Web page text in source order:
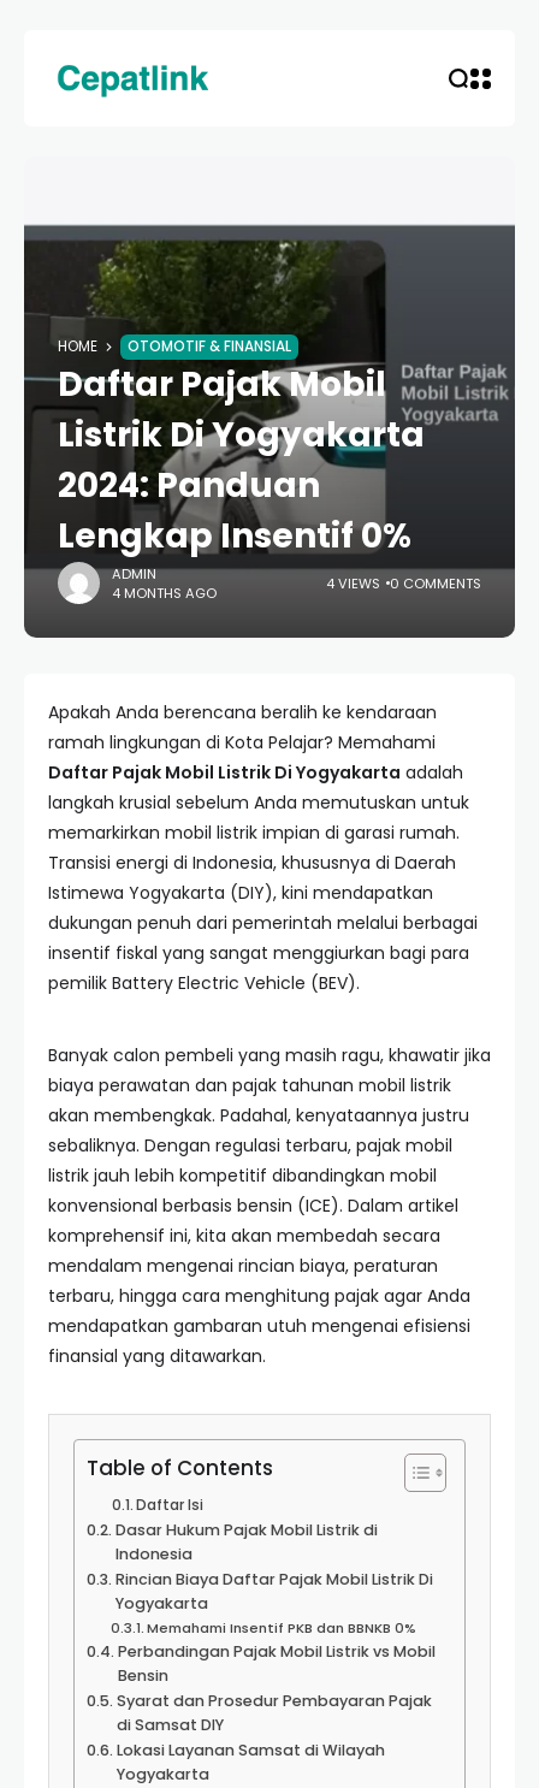
HOME OTOMOTIF & FINANSIAL
Daftar Pajak Mobil
Listrik Di Yogyakarta
2024: Panduan
Lengkap Insentif 0%
ADMIN
4 MONTHS AGO
4 VIEWS 0 COMMENTS
Apakah Anda berencana beralih ke kendaraan
ramah lingkungan di Kota Pelajar? Memahami
Daftar Pajak Mobil Listrik Di Yogyakarta adalah
langkah krusial sebelum Anda memutuskan untuk
memarkirkan mobil listrik impian di garasi rumah.
Transisi energi di Indonesia, khususnya di Daerah
Istimewa Yogyakarta (DIY), kini mendapatkan
dukungan penuh dari pemerintah melalui berbagai
insentif fiskal yang sangat menggiurkan bagi para
pemilik Battery Electric Vehicle (BEV).
Banyak calon pembeli yang masih ragu, khawatir jika
biaya perawatan dan pajak tahunan mobil listrik
akan membengkak. Padahal, kenyataannya justru
sebaliknya. Dengan regulasi terbaru, pajak mobil
listrik jauh lebih kompetitif dibandingkan mobil
konvensional berbasis bensin (ICE). Dalam artikel
komprehensif ini, kita akan membedah secara
mendalam mengenai rincian biaya, peraturan
terbaru, hingga cara menghitung pajak agar Anda
mendapatkan gambaran utuh mengenai efisiensi
finansial yang ditawarkan.
Table of Contents
Daftar Isi
Dasar Hukum Pajak Mobil Listrik di
Indonesia
Rincian Biaya Daftar Pajak Mobil Listrik Di
Yogyakarta
Memahami Insentif PKB dan BBNKB 0%
Perbandingan Pajak Mobil Listrik vs Mobil
Bensin
Syarat dan Prosedur Pembayaran Pajak
di Samsat DIY
Lokasi Layanan Samsat di Wilayah
Yogyakarta